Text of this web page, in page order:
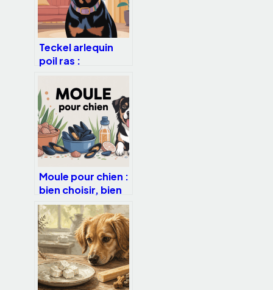
Teckel arlequin
poil ras :
prix et conseils
d’éducation
Moule pour chien :
bien choisir, bien
utiliser, bien
conserver